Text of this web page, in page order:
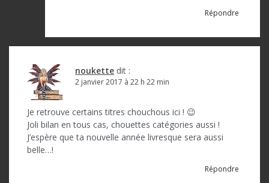
Répondre
noukette dit :
2 janvier 2017 à 22 h 22 min
Je retrouve certains titres chouchous ici ! 😉
Joli bilan en tous cas, chouettes catégories aussi !
J’espère que ta nouvelle année livresque sera aussi
belle…!
Répondre